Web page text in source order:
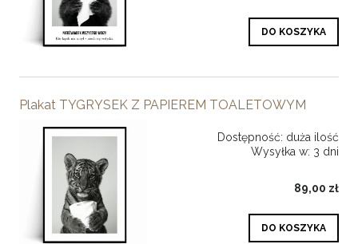
DO KOSZYKA
Plakat TYGRYSEK Z PAPIEREM TOALETOWYM
Dostępność: duża ilość
Wysyłka w: 3 dni
89,00 zł
DO KOSZYKA